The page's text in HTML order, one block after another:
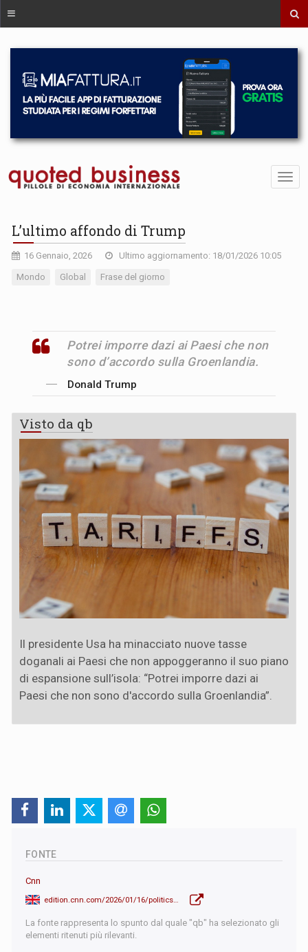
L’ultimo affondo di Trump
16 Gennaio, 2026 Ultimo aggiornamento: 18/01/2026 10:05
Mondo Global Frase del giorno
Potrei imporre dazi ai Paesi che non
sono d’accordo sulla Groenlandia.
Donald Trump
Visto da qb
Il presidente Usa ha minacciato nuove tasse
doganali ai Paesi che non appoggeranno il suo piano
di espansione sull’isola: “Potrei imporre dazi ai
Paesi che non sono d'accordo sulla Groenlandia”.
FONTE
Cnn
edition.cnn.com/2026/01/16/politics/tariffs-trump-greenland-opposition
La fonte rappresenta lo spunto dal quale "qb" ha selezionato gli
elementi ritenuti più rilevanti.